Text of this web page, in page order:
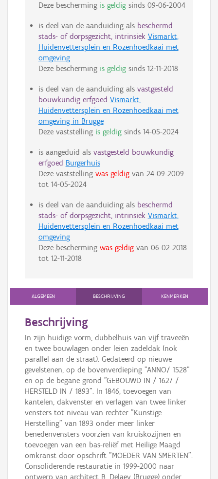
Deze bescherming is geldigsinds 09-06-2004
is deel van de aanduiding als beschermd
stads- of dorpsgezicht, intrinsiek Vismarkt,
Huidenvettersplein en Rozenhoedkaai met
omgeving
Deze bescherming is geldigsinds 12-11-2018
is deel van de aanduiding als vastgesteld
bouwkundig erfgoed Vismarkt,
Huidenvettersplein en Rozenhoedkaai met
omgeving in Brugge
Deze vaststelling is geldigsinds 14-05-2024
is aangeduid als vastgesteld bouwkundig
erfgoed Burgerhuis
Deze vaststelling was geldigvan 24-09-2009
tot 14-05-2024
is deel van de aanduiding als beschermd
stads- of dorpsgezicht, intrinsiek Vismarkt,
Huidenvettersplein en Rozenhoedkaai met
omgeving
Deze bescherming was geldigvan 06-02-2018
tot 12-11-2018
ALGEMEEN BESCHRIJVING KENMERKEN
Beschrijving
In zijn huidige vorm, dubbelhuis van vijf traveeën
en twee bouwlagen onder leien zadeldak (nok
parallel aan de straat). Gedateerd op nieuwe
gevelstenen, op de bovenverdieping "ANNO/ 1528"
en op de begane grond "GEBOUWD IN / 1627 /
HERSTELD IN / 1893". In 1846, toevoegen van
kantelen, dakvenster en verlagen van twee linker
vensters tot niveau van rechter "Kunstige
Herstelling" van 1893 onder meer linker
benedenvensters voorzien van kruiskozijnen en
toevoegen van een bas-reliëf met Heilige Maagd
omkranst door opschrift "MOEDER VAN SMERTEN".
Consoliderende restauratie in 1999-2000 naar
ontwerp van architect B. Delaey (Brugge) onder